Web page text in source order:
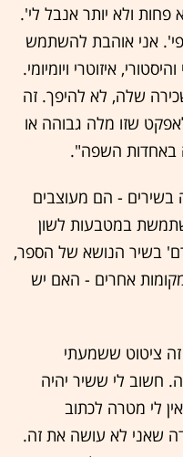
ולא יותר אנבל לי'.
אני אוהבת להשתמש
איזוטרי ויומיומי.
שלה, לא להיפך. זה
שזו מלה גבוהה או
באחדות השפה".
- הם מעוצבים
במטבעות לשון
בשיר הנושא של הספר,
אחרים - האם יש
ציטוט ששמעתי
חשוב לי ששיר יהיה
לי מטרה לכתוב
שאני לא עושה את זה.